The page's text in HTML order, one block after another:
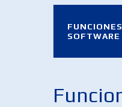
SOFTWARE